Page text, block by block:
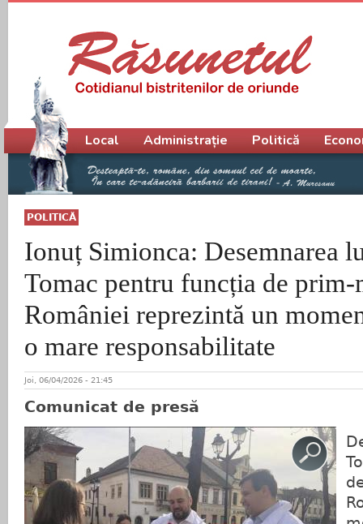
POLITICĂ
Ionuț Simionca: Desemnarea
Tomac pentru funcția de
României reprezintă un
o mare responsabilitate
Joi, 06/04/2026 - 21:45
Comunicat de presă
Meniu principal
Local Administrație Politică